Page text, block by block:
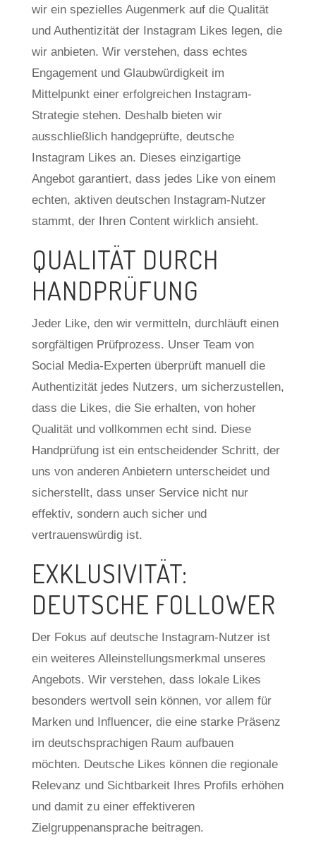
wir ein spezielles Augenmerk auf die Qualität
und Authentizität der Instagram Likes legen, die
wir anbieten. Wir verstehen, dass echtes
Engagement und Glaubwürdigkeit im
Mittelpunkt einer erfolgreichen Instagram-
Strategie stehen. Deshalb bieten wir
ausschließlich handgeprüfte, deutsche
Instagram Likes an. Dieses einzigartige
Angebot garantiert, dass jedes Like von einem
echten, aktiven deutschen Instagram-Nutzer
stammt, der Ihren Content wirklich ansieht.
QUALITÄT DURCH
HANDPRÜFUNG
Jeder Like, den wir vermitteln, durchläuft einen
sorgfältigen Prüfprozess. Unser Team von
Social Media-Experten überprüft manuell die
Authentizität jedes Nutzers, um sicherzustellen,
dass die Likes, die Sie erhalten, von hoher
Qualität und vollkommen echt sind. Diese
Handprüfung ist ein entscheidender Schritt, der
uns von anderen Anbietern unterscheidet und
sicherstellt, dass unser Service nicht nur
effektiv, sondern auch sicher und
vertrauenswürdig ist.
EXKLUSIVITÄT:
DEUTSCHE FOLLOWER
Der Fokus auf deutsche Instagram-Nutzer ist
ein weiteres Alleinstellungsmerkmal unseres
Angebots. Wir verstehen, dass lokale Likes
besonders wertvoll sein können, vor allem für
Marken und Influencer, die eine starke Präsenz
im deutschsprachigen Raum aufbauen
möchten. Deutsche Likes können die regionale
Relevanz und Sichtbarkeit Ihres Profils erhöhen
und damit zu einer effektiveren
Zielgruppenansprache beitragen.